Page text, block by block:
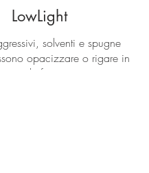
LowLight
solventi e spugne
opacizzare o rigare in
le finiture.